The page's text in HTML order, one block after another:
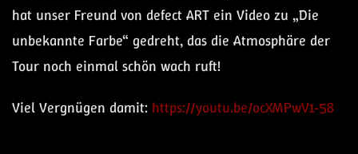
hat unser Freund von defect ART ein Video zu „Die
unbekannte Farbe“ gedreht, das die Atmosphäre der
Tour noch einmal schön wach ruft!
Viel Vergnügen damit: https://youtu.be/ocXMPwV1-58